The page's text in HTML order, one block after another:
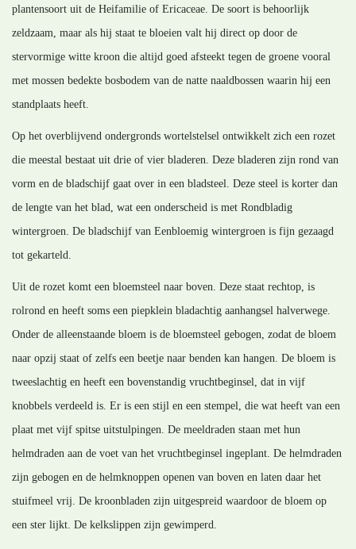
plantensoort uit de Heifamilie of Ericaceae. De soort is behoorlijk
zeldzaam, maar als hij staat te bloeien valt hij direct op door de
stervormige witte kroon die altijd goed afsteekt tegen de groene vooral
met mossen bedekte bosbodem van de natte naaldbossen waarin hij een
standplaats heeft.
Op het overblijvend ondergronds wortelstelsel ontwikkelt zich een rozet
die meestal bestaat uit drie of vier bladeren. Deze bladeren zijn rond van
vorm en de bladschijf gaat over in een bladsteel. Deze steel is korter dan
de lengte van het blad, wat een onderscheid is met Rondbladig
wintergroen. De bladschijf van Eenbloemig wintergroen is fijn gezaagd
tot gekarteld.
Uit de rozet komt een bloemsteel naar boven. Deze staat rechtop, is
rolrond en heeft soms een piepklein bladachtig aanhangsel halverwege.
Onder de alleenstaande bloem is de bloemsteel gebogen, zodat de bloem
naar opzij staat of zelfs een beetje naar benden kan hangen. De bloem is
tweeslachtig en heeft een bovenstandig vruchtbeginsel, dat in vijf
knobbels verdeeld is. Er is een stijl en een stempel, die wat heeft van een
plaat met vijf spitse uitstulpingen. De meeldraden staan met hun
helmdraden aan de voet van het vruchtbeginsel ingeplant. De helmdraden
zijn gebogen en de helmknoppen openen van boven en laten daar het
stuifmeel vrij. De kroonbladen zijn uitgespreid waardoor de bloem op
een ster lijkt. De kelkslippen zijn gewimperd.